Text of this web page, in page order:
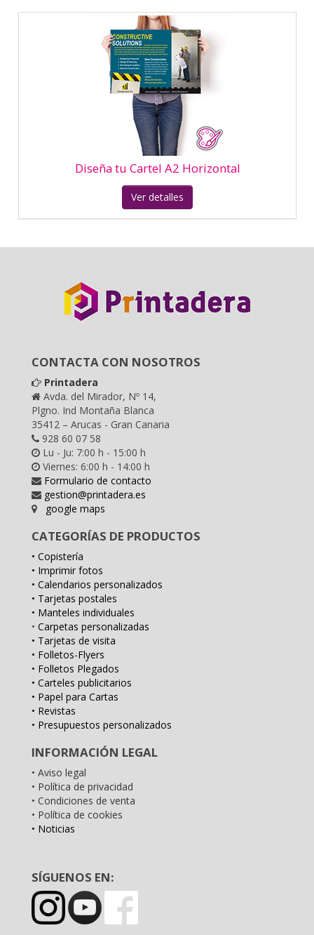
Ver detalles
CONTACTA CON NOSOTROS
Printadera
Avda. del Mirador, Nº 14,
Plgno. Ind Montaña Blanca
35412 – Arucas - Gran Canaria
928 60 07 58
Lu - Ju: 7:00 h - 15:00 h
Viernes: 6:00 h - 14:00 h
Formulario de contacto
gestion@printadera.es
google maps
CATEGORÍAS DE PRODUCTOS
• Copistería
• Imprimir fotos
• Calendarios personalizados
• Tarjetas postales
• Manteles individuales
• Carpetas personalizadas
• Tarjetas de visita
• Folletos-Flyers
• Folletos Plegados
• Carteles publicitarios
• Papel para Cartas
• Revistas
• Presupuestos personalizados
INFORMACIÓN LEGAL
• Aviso legal
• Política de privacidad
• Condiciones de venta
• Política de cookies
• Noticias
SÍGUENOS EN: